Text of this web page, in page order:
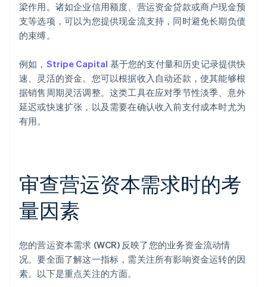
梁作用。诸如企业信用额度、营运资金贷款或商户现金预
支等选项，可以为您提供现金流支持，同时避免长期负债
的束缚。
例如， Stripe Capital 基于您的支付量和历史记录提供快
速、灵活的资金。您可以根据收入自动还款，使其能够根
据销售周期灵活调整。这类工具在应对季节性淡季、意外
延迟或快速扩张，以及需要在确认收入前支付成本时尤为
有用。
审查营运资本需求时的考
量因素
您的营运资本需求 (WCR) 反映了您的业务资金流动情
况。要全面了解这一指标，需关注所有影响资金运转的因
素。以下是重点关注的方面。